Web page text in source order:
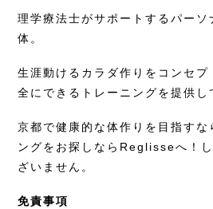
理学療法士がサポートするパーソ
体。
生涯動けるカラダ作りをコンセ
全にできるトレーニングを提供し
京都で健康的な体作りを目指すな
ングをお探しなら Reglisseへ！
ざいません。
免責事項